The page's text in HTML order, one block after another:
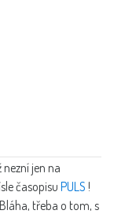
nezní jen na
časopisuPULS !
třeba o tom, s